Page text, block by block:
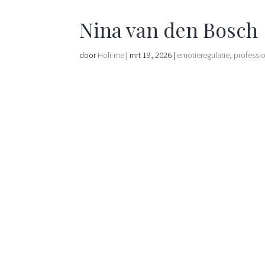
Nina van den Bosch
doorHoli-me | mrt 19, 2026 | emotieregulatie,